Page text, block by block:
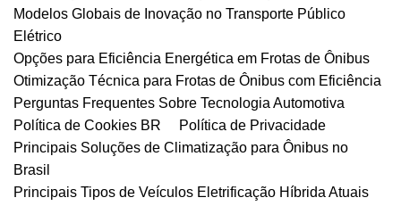
Modelos Globais de Inovação no Transporte Público
Elétrico
Opções para Eficiência Energética em Frotas de Ônibus
Otimização Técnica para Frotas de Ônibus com Eficiência
Perguntas Frequentes Sobre Tecnologia Automotiva
Política de Cookies BR
Política de Privacidade
Principais Soluções de Climatização para Ônibus no
Brasil
Principais Tipos de Veículos Eletrificação Híbrida Atuais